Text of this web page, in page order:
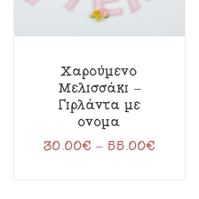
Χαρούμενο
Μελισσάκι –
Γιρλάντα με
όνομα
30.00€ – 55.00€